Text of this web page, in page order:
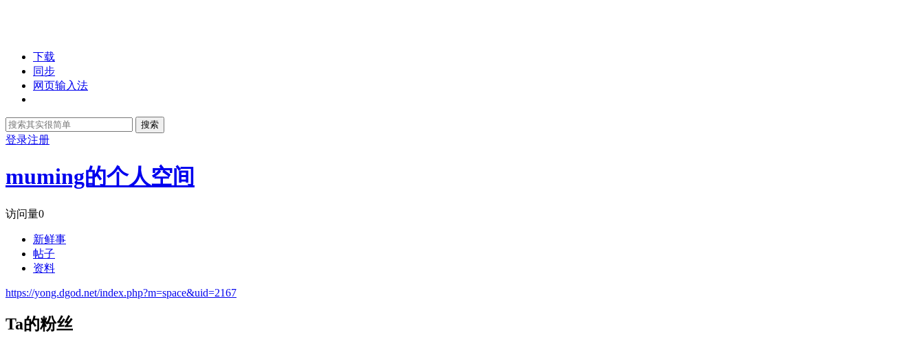
下载
同步
网页输入法
搜索
登录注册
muming的个人空间
访问量0
新鲜事
帖子
资料
https://yong.dgod.net/index.php?m=space&uid=2167
Ta的粉丝